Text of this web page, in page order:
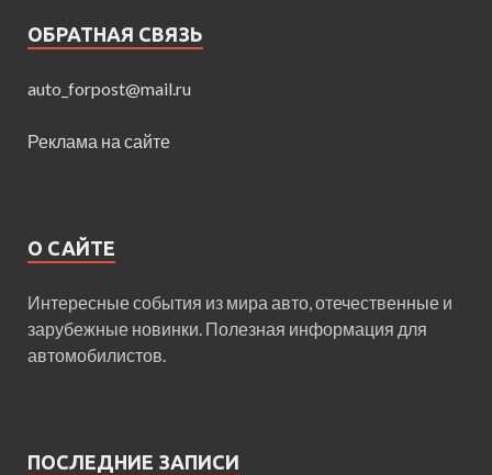
ОБРАТНАЯ СВЯЗЬ
auto_forpost@mail.ru
Реклама на сайте
О САЙТЕ
Интересные события из мира авто, отечественные и
зарубежные новинки. Полезная информация для
автомобилистов.
ПОСЛЕДНИЕ ЗАПИСИ